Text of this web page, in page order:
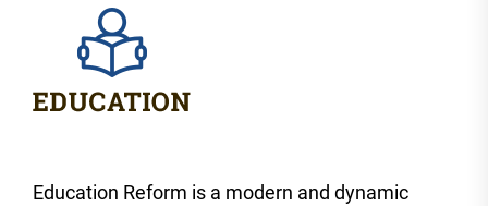
Education Reform is a modern and dynamic